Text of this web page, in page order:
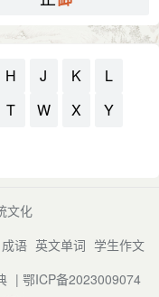
H J K
L
T W X
Y
文化
成语 英文单词 学生作文
| 鄂ICP备2023009074